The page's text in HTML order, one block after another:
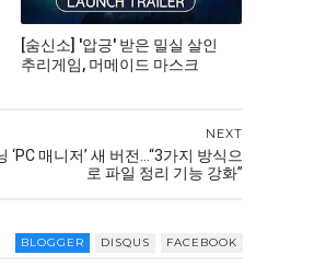
[숨신소] '압긍' 받은 밀실 살인
추리게임, 머메이드 마스크
NEXT
‘PC 매니저’ 새 버전…“3가지 방식으
로 파일 정리 기능 강화”
BLOGGER DISQUS FACEBOOK